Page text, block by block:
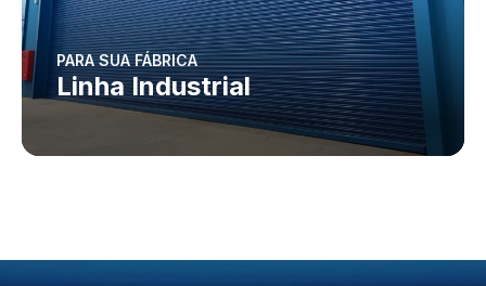
PARA SUA FÁBRICA
Linha Industrial